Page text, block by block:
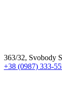
363/32, Svobody
+38 (0987) 333-